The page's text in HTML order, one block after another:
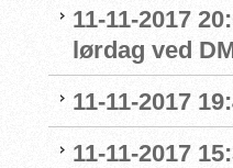
11-11-2017
lørdag ved
11-11-2017
11-11-2017